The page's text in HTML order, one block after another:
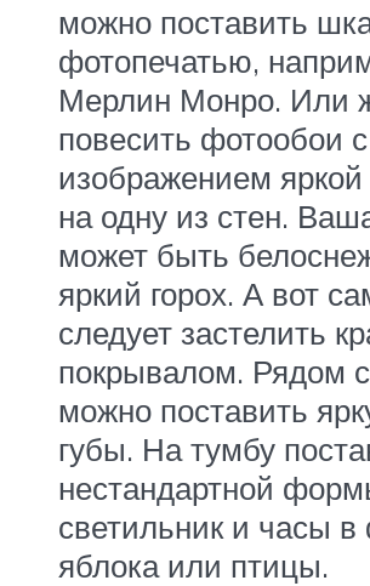
можно поставить
фотопечатью,
Мерлин Монро. Или
повесить фотообои с
изображением
на одну из стен.
может быть
яркий горох. А вот
следует застелить
покрывалом. Рядом
можно поставить
губы. На тумбу
нестандартной
светильник и часы
яблока или птицы.